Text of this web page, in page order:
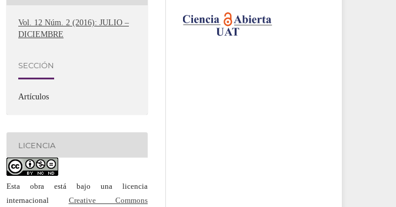
Vol. 12 Núm. 2 (2016): JULIO –
DICIEMBRE
SECCIÓN
Artículos
LICENCIA
Esta obra está bajo una licencia
internacional Creative Commons